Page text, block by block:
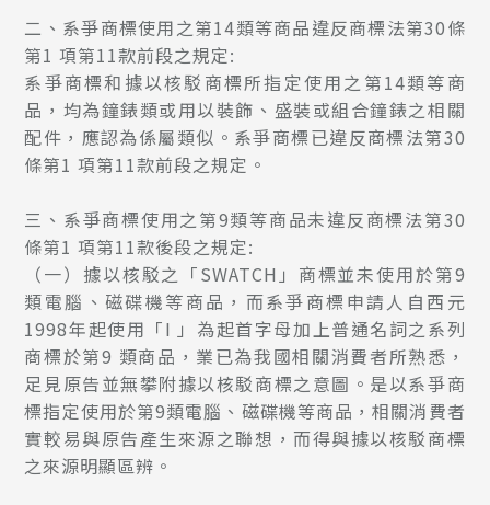
二、系爭商標使用之第14類等商品違反商標法第30條
第1 項第11款前段之規定:
系爭商標和據以核駁商標所指定使用之第14類等商
品，均為鐘錶類或用以裝飾、盛裝或組合鐘錶之相關
配件，應認為係屬類似。系爭商標已違反商標法第30
條第1 項第11款前段之規定。
三、系爭商標使用之第9類等商品未違反商標法第30
條第1 項第11款後段之規定:
（一）據以核駁之「SWATCH」商標並未使用於第9
類電腦、磁碟機等商品，而系爭商標申請人自西元
1998年起使用「I 」為起首字母加上普通名詞之系列
商標於第9 類商品，業已為我國相關消費者所熟悉，
足見原告並無攀附據以核駁商標之意圖。是以系爭商
標指定使用於第9類電腦、磁碟機等商品，相關消費者
實較易與原告產生來源之聯想，而得與據以核駁商標
之來源明顯區辨。